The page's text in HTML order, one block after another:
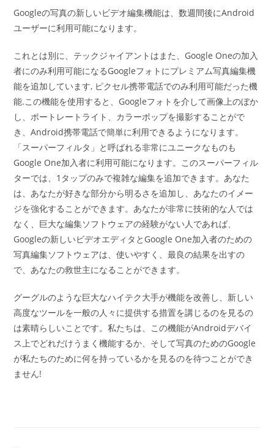
Googleの写真の新しいビデオ編集機能は、数週間後にAndroid
ユーザーに利用可能になります。
これとは別に、テックジャイアントはまた、Google Oneの加入
者にのみ利用可能になるGoogleフォトにプレミアム写真編集機
能を追加しています, ピクセル携帯電話でのみ利用可能だった機
能.この機能を使用すると、Googleフォトを介して画像上のぼか
し、ポートレートライト、カラーポップを撮影することがで
き、Android携帯電話で簡単に利用できるようになります。
「スーパーフィルタ」と呼ばれる非常にユニークなものも
Google One加入者に利用可能になります。このスーパーフィル
ターでは、1タップのみで複雑な編集を追加できます。あなた
は、あなたが好きな部分から明るさを追加し、あなたのイメー
ジを強化することができます。あなたが非常に技術的な人では
なく、巨大な編集ソフトウェアの経験がない人であれば、
Googleの新しいビデオエディタとGoogle One加入者のための
写真編集ソフトウェアは、使いやすく、最良の結果を出すの
で、あなたの救世主になることができます。
グーグルのような巨大なハイテク大手が機能を改善し、新しい
高度なツールを一般の人々に提供する措置を講じるのを見るの
は素晴らしいことです。私たちは、この機能がAndroidデバイ
ス上でどれだけうまく機能するか、そして写真のためのGoogle
が私たちのために何を持っているかを見るのを待つことができ
ません!